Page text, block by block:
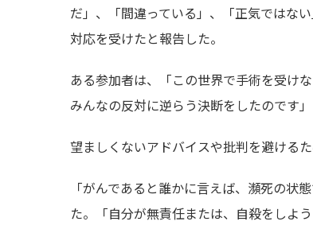
だ」、「間違っている」、「正気ではな
対応を受けたと報告した。
ある参加者は、「この世界で手術を受け
みんなの反対に逆らう決断をしたのです」
望ましくないアドバイスや批判を避ける
「がんであると誰かに言えば、瀕死の状
た。「自分が無責任または、自殺をしよ